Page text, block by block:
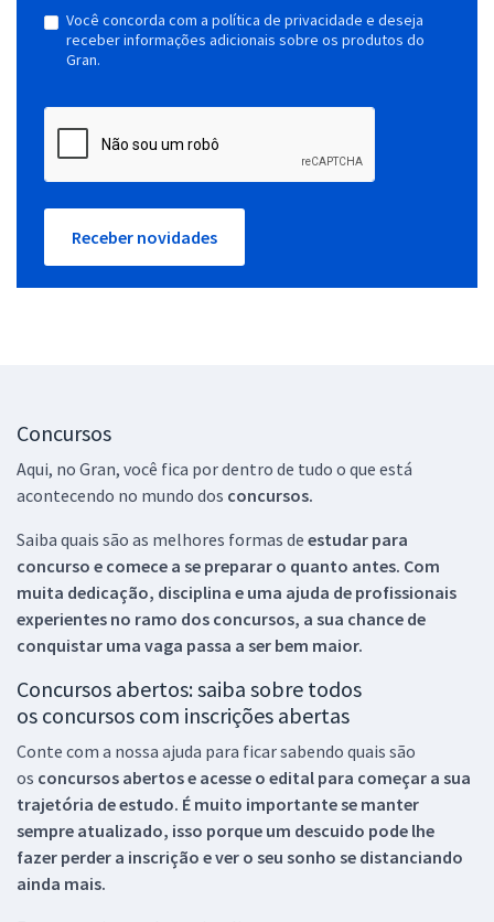
Você concorda com a política de privacidade e deseja
receber informações adicionais sobre os produtos do
Gran.
Receber novidades
Concursos
Aqui, no Gran, você fica por dentro de tudo o que está
acontecendo no mundo dos concursos.
Saiba quais são as melhores formas de estudar para
concurso e comece a se preparar o quanto antes. Com
muita dedicação, disciplina e uma ajuda de profissionais
experientes no ramo dos concursos, a sua chance de
conquistar uma vaga passa a ser bem maior.
Concursos abertos: saiba sobre todos
os concursos com inscrições abertas
Conte com a nossa ajuda para ficar sabendo quais são
os concursos abertos e acesse o edital para começar a sua
trajetória de estudo. É muito importante se manter
sempre atualizado, isso porque um descuido pode lhe
fazer perder a inscrição e ver o seu sonho se distanciando
ainda mais.